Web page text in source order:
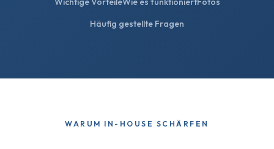
Häufig gestellte Fragen
WARUM IN-HOUSE SCHÄRFEN